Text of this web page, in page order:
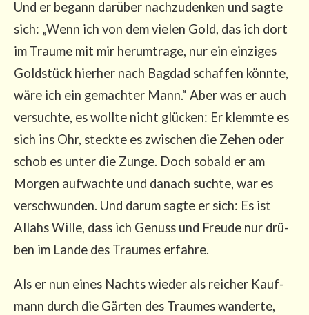
Und er begann dar­über nach­zu­den­ken und sag­te
sich: „Wenn ich von dem vie­len Gold, das ich dort
im Trau­me mit mir her­um­tra­ge, nur ein ein­zi­ges
Gold­stück hier­her nach Bag­dad schaf­fen könn­te,
wäre ich ein gemach­ter Mann.“ Aber was er auch
ver­such­te, es woll­te nicht glü­cken: Er klemm­te es
sich ins Ohr, steck­te es zwi­schen die Zehen oder
schob es unter die Zun­ge. Doch sobald er am
Mor­gen auf­wach­te und danach such­te, war es
ver­schwun­den. Und dar­um sag­te er sich: Es ist
Allahs Wil­le, dass ich Genuss und Freu­de nur drü­
ben im Lan­de des Trau­mes erfahre.
Als er nun eines Nachts wie­der als rei­cher Kauf­
mann durch die Gär­ten des Trau­mes wan­der­te,